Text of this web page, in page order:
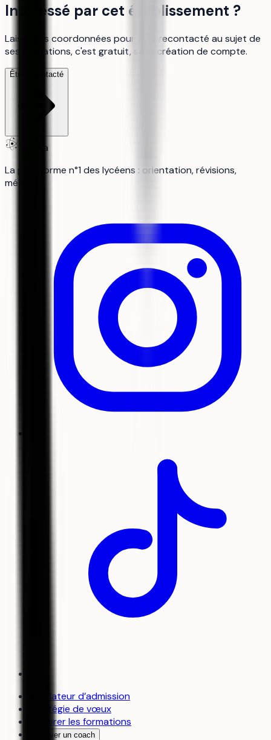
Intéressé par cet établissement ?
Laisse tes coordonnées pour être recontacté au sujet de
ses formations, c'est gratuit, sans création de compte.
Être recontacté
aiduka
La plateforme n°1 des lycéens : orientation, révisions,
média.
Simulateur d’admission
Stratégie de vœux
Explorer les formations
Trouver un coach